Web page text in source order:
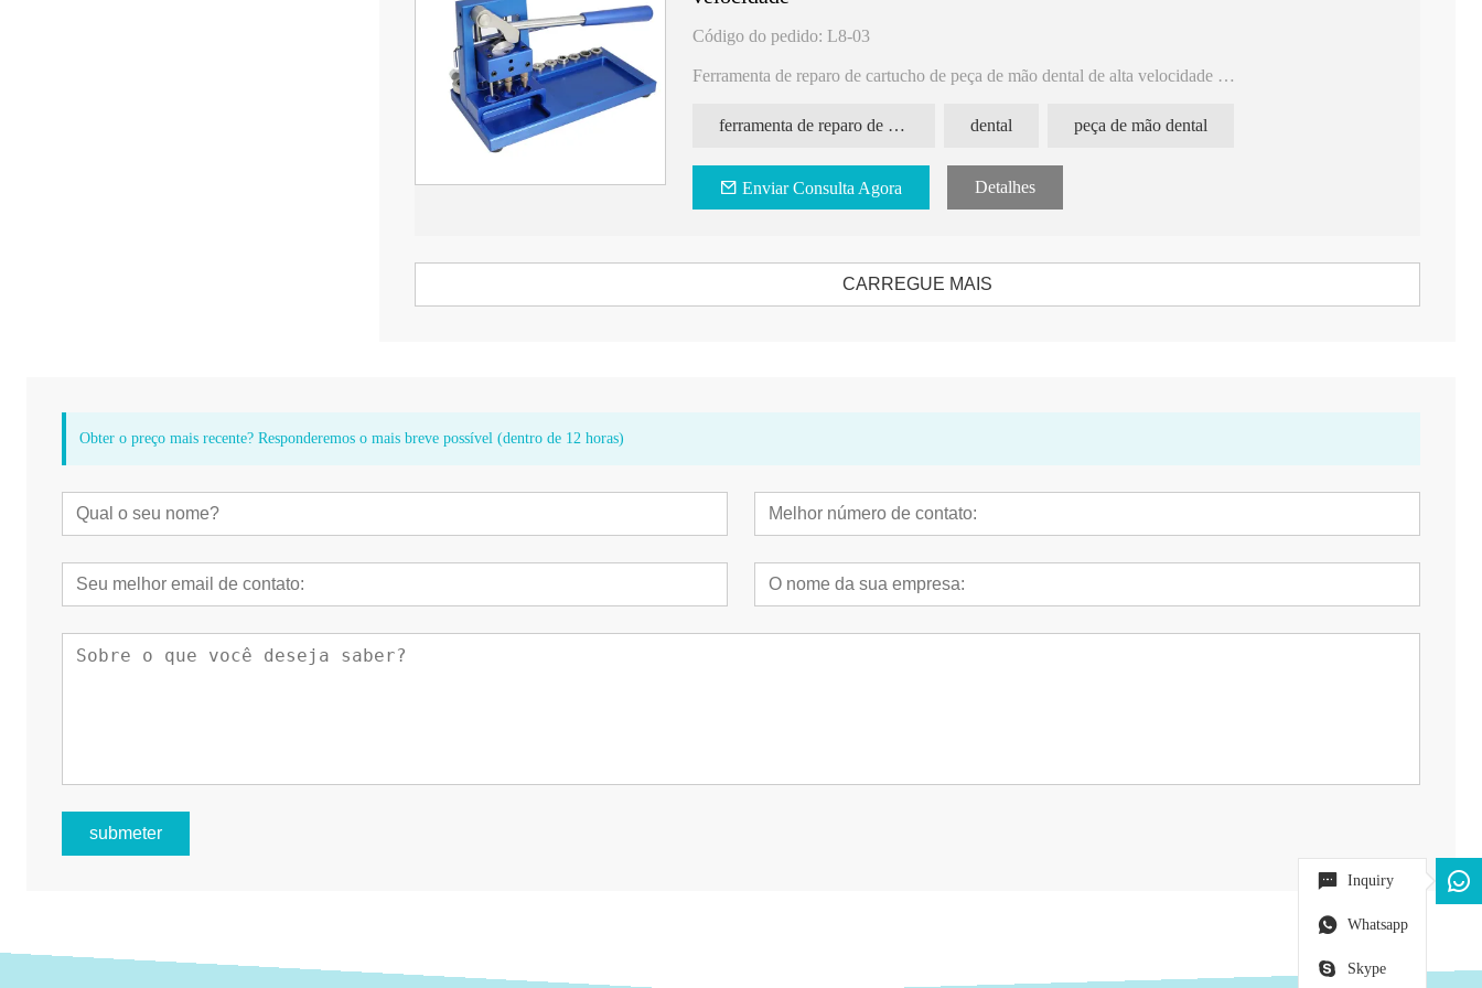
ferramenta profissional e fácil de usar, projetada para manter e reparar peças de mão odontológicas.
Com sua funcionalidade versátil, compatibilidade universal e design compacto, esta ferramenta é
uma companheira essencial para dentistas, garantindo o desempenho ideal e a longevidade das peças
de mão odontológicas.
Código do pedido: L8-03
Ferramenta de reparo de cartucho de peça de mão dental de alta velocidade
ferramenta de reparo de peça de mão
dental peça de mão dental
Enviar Consulta Agora Detalhes
CARREGUE MAIS
Obter o preço mais recente? Responderemos o mais breve possível (dentro de 12 horas)
submeter
Inquiry
Whatsapp
Skype